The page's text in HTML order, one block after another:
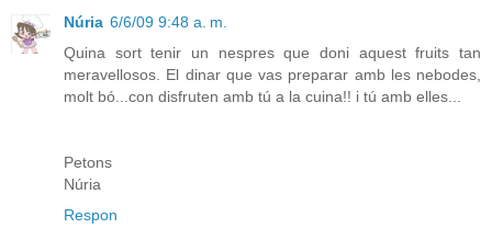
Núria 6/6/09 9:48 a. m.
Quina sort tenir un nespres que doni aquest fruits tan
meravellosos. El dinar que vas preparar amb les nebodes,
molt bó...con disfruten amb tú a la cuina!! i tú amb elles...
Petons
Núria
Respon